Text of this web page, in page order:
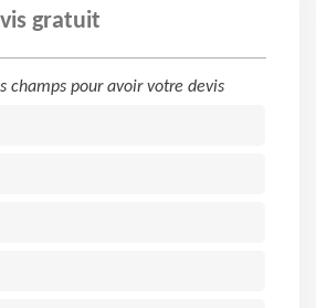
gratuit
champs pour avoir votre devis